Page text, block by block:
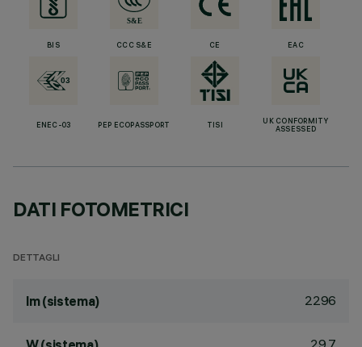
BIS CCC S&E CE EAC
ENEC-03 PEP ECOPASSPORT TISI
UK CONFORMITY
ASSESSED
DATI FOTOMETRICI
DETTAGLI
lm (sistema) 2296
29.7